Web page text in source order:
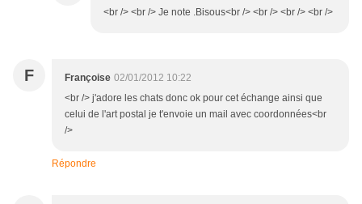
<br /> <br /> Je note .Bisous<br /> <br /> <br /> <br />
F Françoise 02/01/2012 10:22
<br /> j'adore les chats donc ok pour cet échange ainsi que
celui de l'art postal je t'envoie un mail avec coordonnées<br
/>
Répondre